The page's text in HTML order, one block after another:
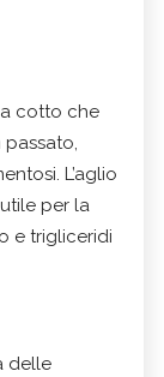
cotto che
passato,
L’aglio
per la
e trigliceridi
delle